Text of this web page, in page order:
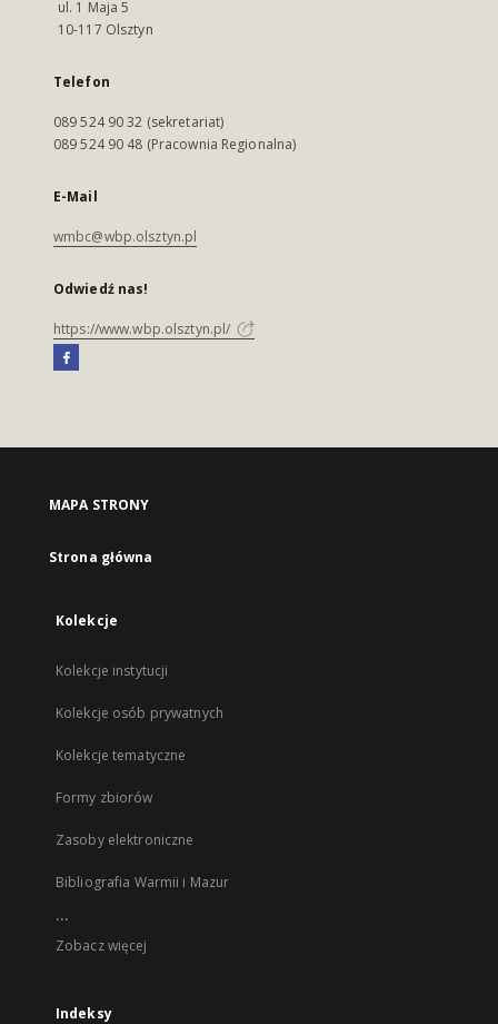
ul. 1 Maja 5
10-117 Olsztyn
Telefon
089 524 90 32 (sekretariat)
089 524 90 48 (Pracownia Regionalna)
E-Mail
wmbc@wbp.olsztyn.pl
Odwiedź nas!
https://www.wbp.olsztyn.pl/
MAPA STRONY
Strona główna
Kolekcje
Kolekcje instytucji
Kolekcje osób prywatnych
Kolekcje tematyczne
Formy zbiorów
Zasoby elektroniczne
Bibliografia Warmii i Mazur
...
Zobacz więcej
Indeksy